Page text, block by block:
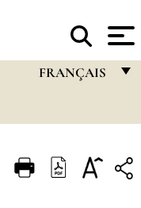
FRANÇAIS
ITALIANO